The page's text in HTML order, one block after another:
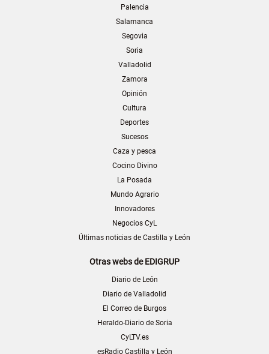
Palencia
Salamanca
Segovia
Soria
Valladolid
Zamora
Opinión
Cultura
Deportes
Sucesos
Caza y pesca
Cocino Divino
La Posada
Mundo Agrario
Innovadores
Negocios CyL
Últimas noticias de Castilla y León
Otras webs de EDIGRUP
Diario de León
Diario de Valladolid
El Correo de Burgos
Heraldo-Diario de Soria
CyLTV.es
esRadio Castilla y León